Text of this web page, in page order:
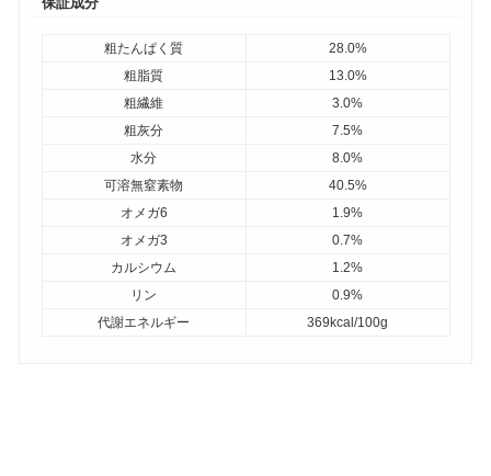
粗たんぱく質
28.0%
粗脂質
13.0%
粗繊維
3.0%
粗灰分
7.5%
水分
8.0%
可溶無窒素物
40.5%
オメガ6
1.9%
オメガ3
0.7%
カルシウム
1.2%
リン
0.9%
代謝エネルギー
369kcal/100g